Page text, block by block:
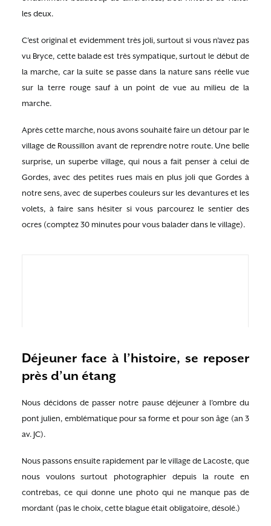
les deux.
C’est original et evidemment très joli, surtout si vous n’avez pas
vu Bryce, cette balade est très sympatique, surtout le début de
la marche, car la suite se passe dans la nature sans réelle vue
sur la terre rouge sauf à un point de vue au milieu de la
marche.
Après cette marche, nous avons souhaité faire un détour par le
village de Roussillon avant de reprendre notre route. Une belle
surprise, un superbe village, qui nous a fait penser à celui de
Gordes, avec des petites rues mais en plus joli que Gordes à
notre sens, avec de superbes couleurs sur les devantures et les
volets, à faire sans hésiter si vous parcourez le sentier des
ocres (comptez 30 minutes pour vous balader dans le village).
Déjeuner face à l’histoire, se reposer
près d’un étang
Nous décidons de passer notre pause déjeuner à l’ombre du
pont julien, emblématique pour sa forme et pour son âge (an 3
av. JC).
Nous passons ensuite rapidement par le village de Lacoste, que
nous voulons surtout photographier depuis la route en
contrebas, ce qui donne une photo qui ne manque pas de
mordant (pas le choix, cette blague était obligatoire, désolé.)